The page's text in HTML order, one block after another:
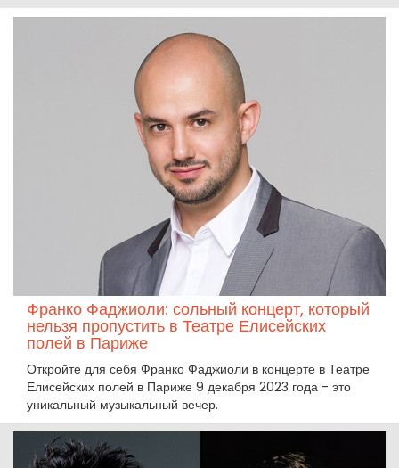
Франко Фаджиоли: сольный концерт, который
нельзя пропустить в Театре Елисейских
полей в Париже
Откройте для себя Франко Фаджиоли в концерте в Театре
Елисейских полей в Париже 9 декабря 2023 года - это
уникальный музыкальный вечер.